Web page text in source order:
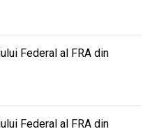
Federal al FRA din
Federal al FRA din